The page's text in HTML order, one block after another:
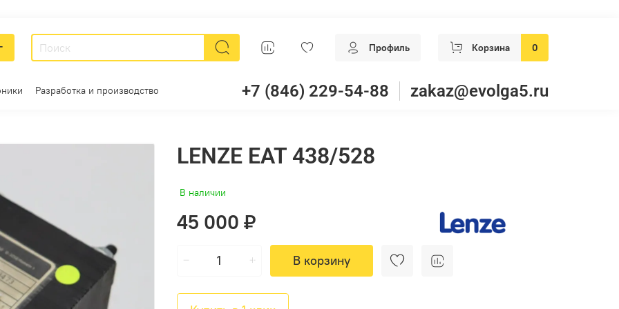
Профиль Корзина 0
Разработка и производство +7 (846) 229-54-88 zakaz@evolga5.ru
LENZE EAT 438/528
В наличии
45 000 ₽
В корзину